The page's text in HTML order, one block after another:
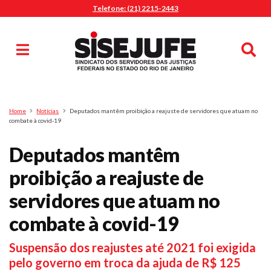
Telefone: (21) 2215-2443
Pesquisa
Home Notícias
Deputados mantêm proibição a reajuste de servidores que atuam no
combate à covid-19
Deputados mantêm
proibição a reajuste de
servidores que atuam no
combate à covid-19
Suspensão dos reajustes até 2021 foi exigida
pelo governo em troca da ajuda de R$ 125
MENU
Sindicalize-se
Jurídico
O Sindicato
Agenda
Casa do Alto
Sede Campestre
Nossos Convênios
Gympass Wellhub
Seguro Auto